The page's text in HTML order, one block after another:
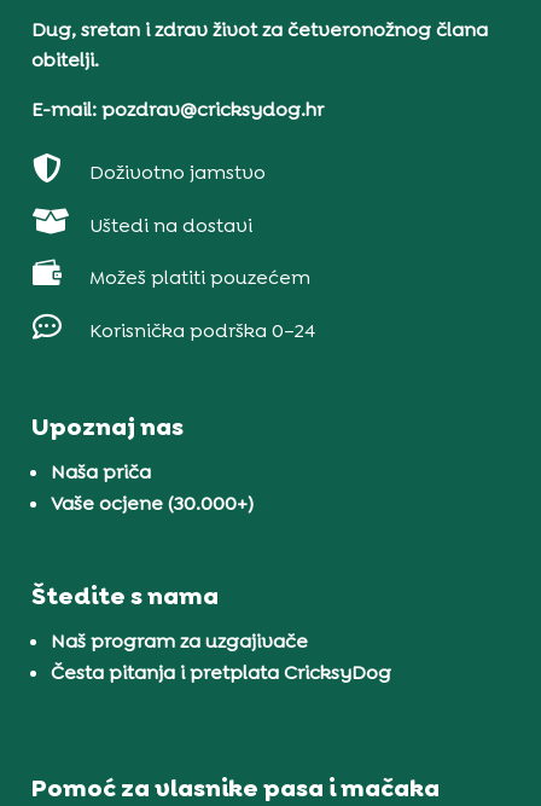
Dug, sretan i zdrav život za četveronožnog člana
obitelji.
E-mail: pozdrav@cricksydog.hr
 Doživotno jamstvo
 Uštedi na dostavi
 Možeš platiti pouzećem
 Korisnička podrška 0–24
Upoznaj nas
Naša priča
Vaše ocjene (30.000+)
Štedite s nama
Naš program za uzgajivače
Česta pitanja i pretplata CricksyDog
Pomoć za vlasnike pasa i mačaka